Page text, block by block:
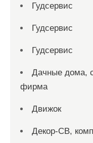
Гудсервис
Гудсервис
Гудсервис
Дачные дома,
фирма
Движок
Декор-СВ,